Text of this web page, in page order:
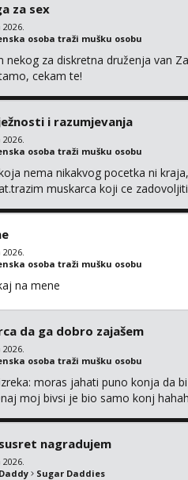
za sex
osoba traži mušku osobu
nekog za diskretna druženja van
cekam te!
i razumjevanja
osoba traži mušku osobu
nema nikakvog pocetka ni
muskarca koji ce
osoba traži mušku osobu
na mene
da ga dobro zajašem
osoba traži mušku osobu
moras jahati puno konja da
moj bivsi je bio samo konj
nagradujem
Sugar Daddies